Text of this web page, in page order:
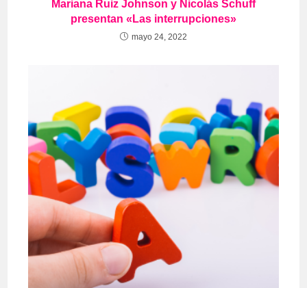
Mariana Ruiz Johnson y Nicolás Schuff
presentan «Las interrupciones»
mayo 24, 2022